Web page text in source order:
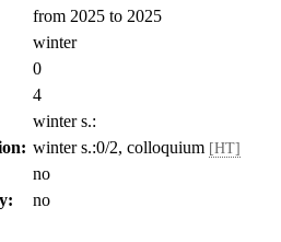
from 2025 to 2025
winter
0
4
winter s.:
winter s.:0/2, colloquium [HT]
no
no